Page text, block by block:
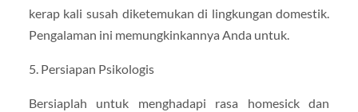
kerap kali susah diketemukan di lingkungan domestik.
Pengalaman ini memungkinkannya Anda untuk.
5. Persiapan Psikologis
Bersiaplah untuk menghadapi rasa homesick dan